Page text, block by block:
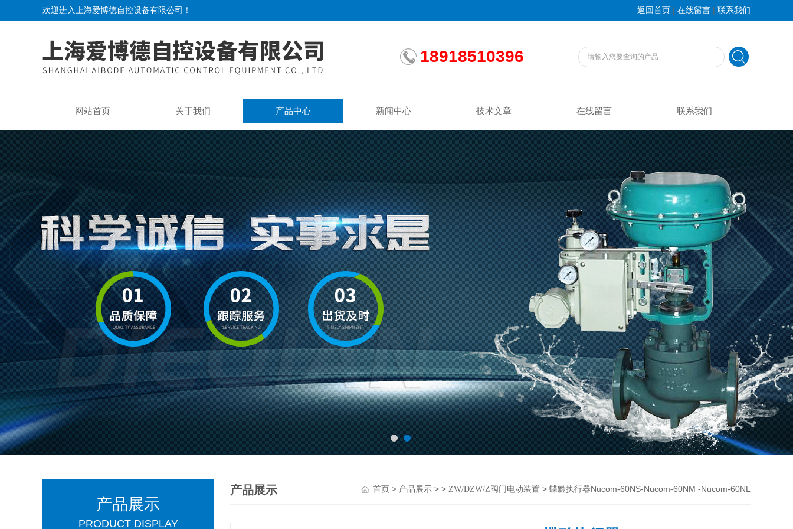
欢迎进入上海爱博德自控设备有限公司！ 返回首页 | 在线留言 | 联系我们
18918510396
网站首页 关于我们 产品中心 新闻中心 技术文章 在线留言 联系我们
产品展示
PRODUCT DISPLAY
产品展示 首页 > 产品展示 > > ZW/DZW/Z阀门电动装置 > 蝶黔执行器Nucom-60NS-Nucom-60NM -Nucom-60NL